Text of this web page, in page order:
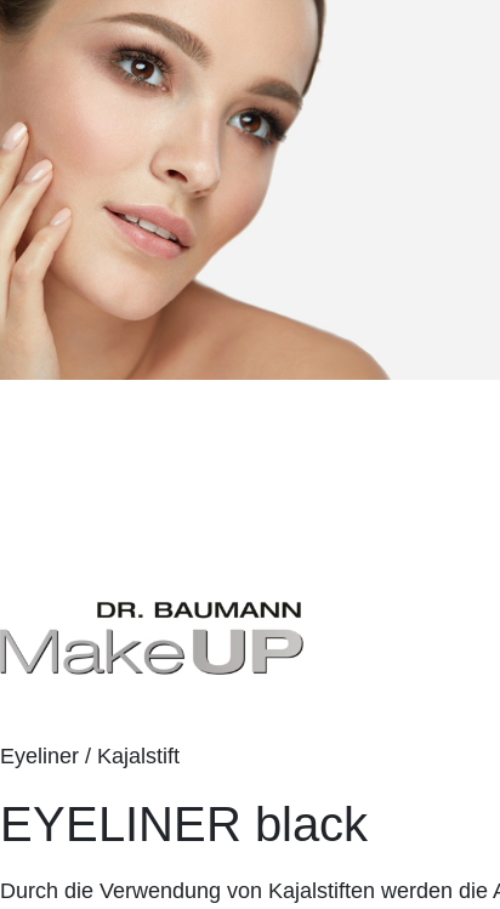
Eyeliner / Kajalstift
EYELINER black
Durch die Verwendung von Kajalstiften werden die